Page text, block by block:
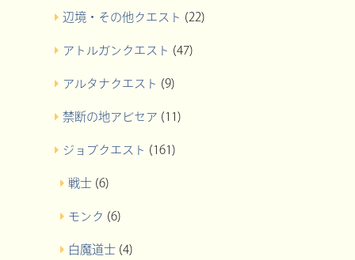
辺境・その他クエスト (22)
アトルガンクエスト (47)
アルタナクエスト (9)
禁断の地アビセア (11)
ジョブクエスト (161)
戦士 (6)
モンク (6)
白魔道士 (4)